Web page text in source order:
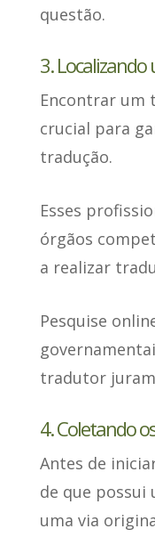
questão.
3.
Encontrar um
crucial para
tradução.
Esses
órgãos
a realizar
Pesquise
tradutor
4. Coletando
Antes de
de que possui
uma via